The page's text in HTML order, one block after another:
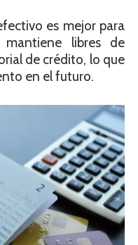
es mejor para
libres de
de crédito, lo que
en el futuro.